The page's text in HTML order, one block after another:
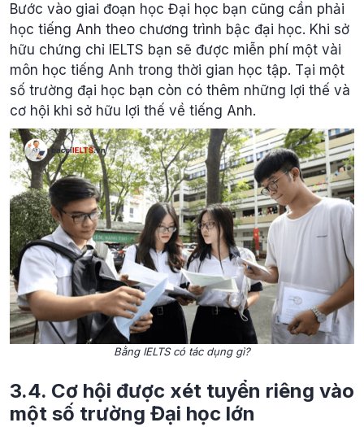
Bước vào giai đoạn học Đại học bạn cũng cần phải
học tiếng Anh theo chương trình bậc đại học. Khi sở
hữu chứng chỉ IELTS bạn sẽ được miễn phí một vài
môn học tiếng Anh trong thời gian học tập. Tại một
số trường đại học bạn còn có thêm những lợi thế và
cơ hội khi sở hữu lợi thế về tiếng Anh.
Bằng IELTS có tác dụng gì?
3.4. Cơ hội được xét tuyển riêng vào
một số trường Đại học lớn